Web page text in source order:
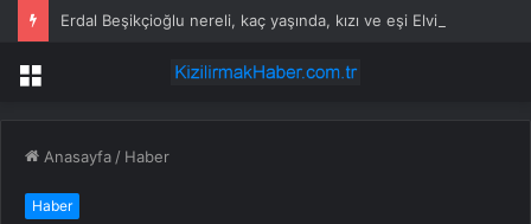
Menü
Anasayfa / Haber
Haber